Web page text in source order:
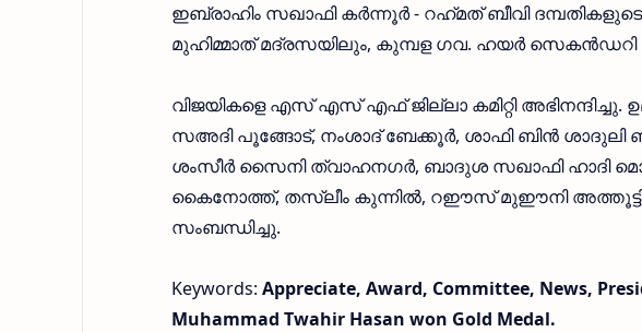
ഇബ്രാഹിം സഖാഫി കർന്നൂർ - റഹ്‌മത് ബീവി
മുഹിമ്മാത് മദ്രസയിലും, കുമ്പള ഗവ. ഹയർ സെകൻഡറി
വിജയികളെ എസ് എസ് എഫ് ജില്ലാ കമിറ്റി
സഅദി പൂങ്ങോട്, നംശാദ് ബേക്കൂർ, ശാഫി ബിൻ ശാദുലി
ശംസീർ സൈനി ത്വാഹനഗർ, ബാദുശ സഖാഫി ഹാദി
കൈനോത്ത്, തസ്ലീം കുന്നിൽ, റഈസ് മുഈനി
സംബന്ധിച്ചു.
Keywords: Appreciate, Award, Committee, News,
Muhammad Twahir Hasan won Gold Medal.